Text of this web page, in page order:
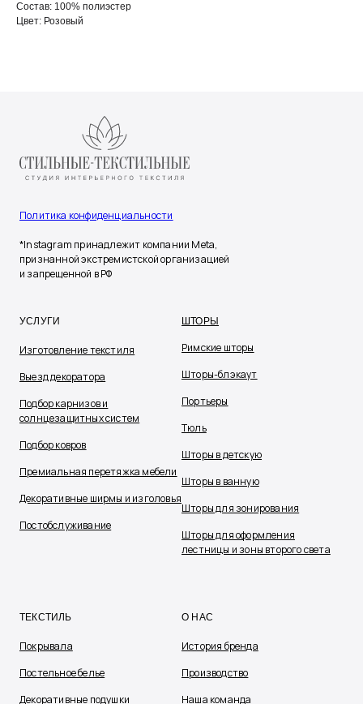
Состав: 100% полиэстер
Цвет: Розовый
Политика конфиденциальности
*Instagram принадлежит компании Meta,
признанной экстремистской организацией
и запрещенной в РФ
УСЛУГИ
Изготовление текстиля
Выезд декоратора
Подбор карнизов и
солнцезащитных систем
Подбор ковров
Премиальная перетяжка мебели
Декоративные ширмы и изголовья
Постобслуживание
ШТОРЫ
Римские шторы
Шторы-блэкаут
Портьеры
Тюль
Шторы в детскую
Шторы в ванную
Шторы для зонирования
Шторы для оформления
лестницы и зоны второго света
ТЕКСТИЛЬ
Покрывала
Постельное белье
Декоративные подушки
О НАС
История бренда
Производство
Наша команда